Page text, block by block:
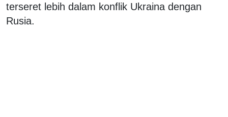
terseret lebih dalam konflik Ukraina dengan
Rusia.